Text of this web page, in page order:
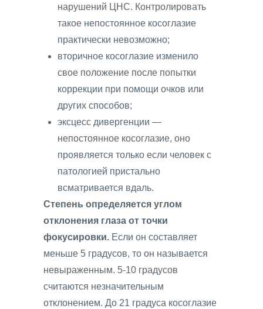
нарушений ЦНС. Контролировать
такое непостоянное косоглазие
практически невозможно;
вторичное косоглазие изменило
свое положение после попытки
коррекции при помощи очков или
других способов;
эксцесс дивергенции —
непостоянное косоглазие, оно
проявляется только если человек с
патологией пристально
всматривается вдаль.
Степень определяется углом
отклонения глаза от точки
фокусировки. Если он составляет
меньше 5 градусов, то он называется
невыраженным. 5-10 градусов
считаются незначительным
отклонением. До 21 градуса косоглазие